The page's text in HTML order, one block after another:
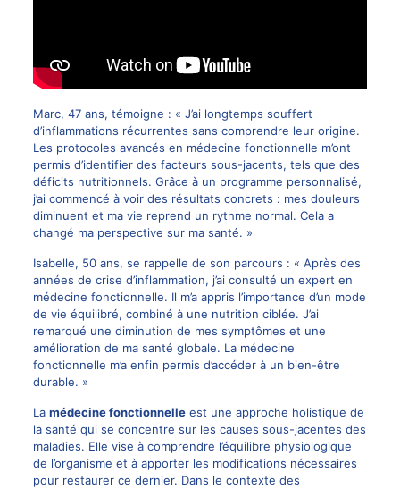
Marc, 47 ans, témoigne : « J’ai longtemps souffert
d’inflammations récurrentes sans comprendre leur origine.
Les protocoles avancés en médecine fonctionnelle m’ont
permis d’identifier des facteurs sous-jacents, tels que des
déficits nutritionnels. Grâce à un programme personnalisé,
j’ai commencé à voir des résultats concrets : mes douleurs
diminuent et ma vie reprend un rythme normal. Cela a
changé ma perspective sur ma santé. »
Isabelle, 50 ans, se rappelle de son parcours : « Après des
années de crise d’inflammation, j’ai consulté un expert en
médecine fonctionnelle. Il m’a appris l’importance d’un mode
de vie équilibré, combiné à une nutrition ciblée. J’ai
remarqué une diminution de mes symptômes et une
amélioration de ma santé globale. La médecine
fonctionnelle m’a enfin permis d’accéder à un bien-être
durable. »
La médecine fonctionnelleest une approche holistique de
la santé qui se concentre sur les causes sous-jacentes des
maladies. Elle vise à comprendre l’équilibre physiologique
de l’organisme et à apporter les modifications nécessaires
pour restaurer ce dernier. Dans le contexte des